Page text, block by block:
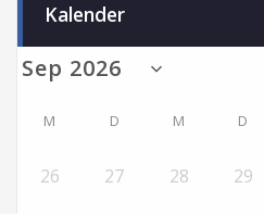
Kalender
M D M D
26 27 28 29